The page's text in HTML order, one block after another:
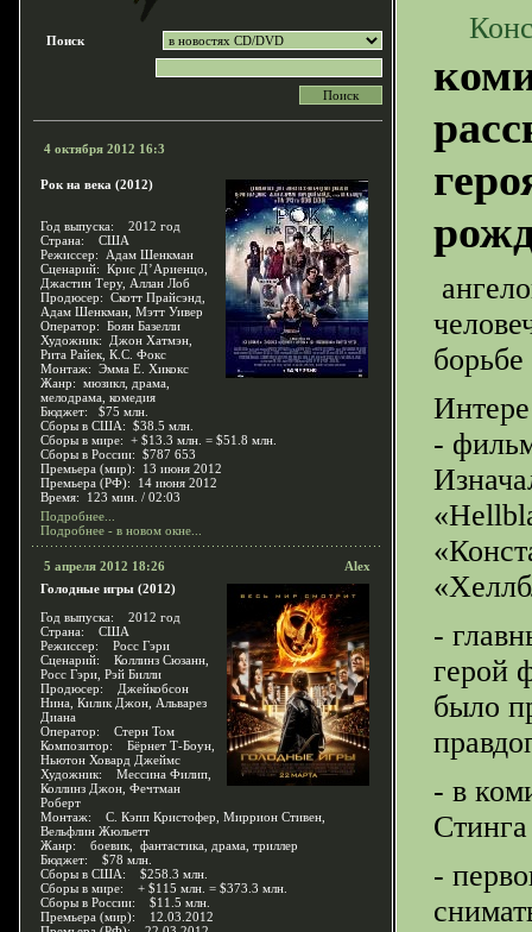
Поиск
4 октября 2012 16:3
Рок на века (2012)
Год выпуска: 2012 год
Страна: США
Режиссер: Адам Шенкман
Сценарий: Крис Д’Ариенцо,
Джастин Теру, Аллан Лоб
Продюсер: Скотт Прайсэнд,
Адам Шенкман, Мэтт Уивер
Оператор: Боян Базелли
Художник: Джон Хатмэн,
Рита Райек, К.С. Фокс
Монтаж: Эмма Е. Хикокс
Жанр: мюзикл, драма,
мелодрама, комедия
Бюджет: $75 млн.
Сборы в США: $38.5 млн.
Сборы в мире: + $13.3 млн. = $51.8 млн.
Сборы в России: $787 653
Премьера (мир): 13 июня 2012
Премьера (РФ): 14 июня 2012
Время: 123 мин. / 02:03
Подробнее...
Подробнее - в новом окне...
5 апреля 2012 18:26
Alex
Голодные игры (2012)
Год выпуска: 2012 год
Страна: США
Режиссер: Росс Гэри
Сценарий: Коллинз Сюзанн,
Росс Гэри, Рэй Билли
Продюсер: Джейкобсон
Нина, Килик Джон, Альварез
Диана
Оператор: Стерн Том
Композитор: Бёрнет Т-Боун,
Ньютон Ховард Джеймс
Художник: Мессина Филип,
Коллинз Джон, Фечтман
Роберт
Монтаж: С. Кэпп Кристофер, Миррион Стивен,
Вельфлин Жюльетт
Жанр: боевик, фантастика, драма, триллер
Бюджет: $78 млн.
Сборы в США: $258.3 млн.
Сборы в мире: + $115 млн. = $373.3 млн.
Сборы в России: $11.5 млн.
Премьера (мир): 12.03.2012
-
-
герой
было
- в
Стинга
-